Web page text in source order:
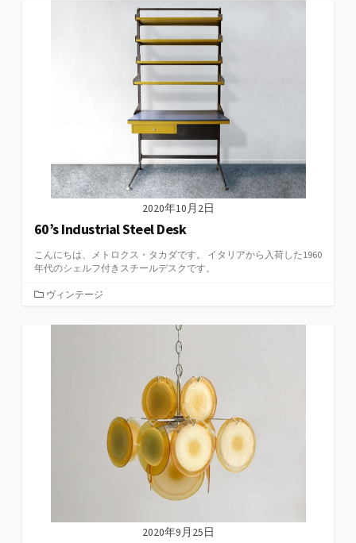
2020年10月2日
60’s Industrial Steel Desk
こんにちは、メトロクス・タカダです。 イタリアから入荷した1960
年代のシェルフ付きスチールデスクです。
カ
ゴ
ヴィンテージ
2020年9月25日